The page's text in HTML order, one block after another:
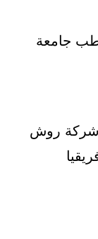
جامعة
شركة روش